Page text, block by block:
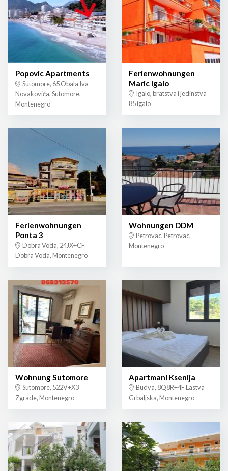
Popovic Apartments
Sutomore, 65 Obala Iva
Novakovića, Sutomore,
Montenegro
Ferienwohnungen
Maric Igalo
Igalo, bratstva i jedinstva
85 igalo
Ferienwohnungen
Ponta 3
Dobra Voda, 24JX+CF
Dobra Voda, Montenegro
Wohnungen DDM
Petrovac, Petrovac,
Montenegro
Wohnung Sutomore
Sutomore, 522V+X3
Zgrade, Montenegro
Apartmani Ksenija
Budva, 8Q8R+4F Lastva
Grbaljska, Montenegro